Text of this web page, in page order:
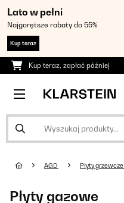
Lato w pełni
Najgorętsze rabaty do 55%
Kup teraz
Kup teraz, zapłać później
AGD Płyty grzewcze
Płyty gazowe